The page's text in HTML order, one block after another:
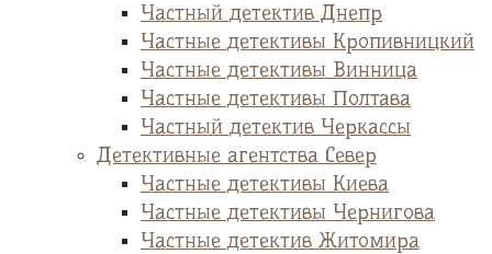
Частный детектив Днепр
Частные детективы Кропивницкий
Частные детективы Винница
Частные детективы Полтава
Частный детектив Черкассы
Детективные агентства Север
Частные детективы Киева
Частные детективы Чернигова
Частные детектив Житомира